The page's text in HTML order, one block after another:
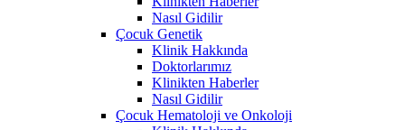
Nasıl Gidilir
Çocuk Genetik
Klinik Hakkında
Doktorlarımız
Klinikten Haberler
Nasıl Gidilir
Çocuk Hematoloji ve Onkoloji